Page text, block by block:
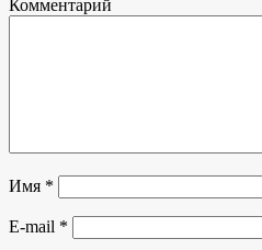
Комментарий
Имя *
E-mail *